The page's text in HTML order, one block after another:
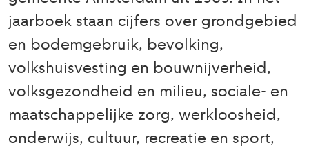
jaarboek staan cijfers over grondgebied
en bodemgebruik, bevolking,
volkshuisvesting en bouwnijverheid,
volksgezondheid en milieu, sociale- en
maatschappelijke zorg, werkloosheid,
onderwijs, cultuur, recreatie en sport,